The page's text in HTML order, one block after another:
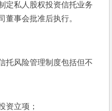
私人股权投资信托业务
董事会批准后执行。
风险管理制度包括但不
立项；